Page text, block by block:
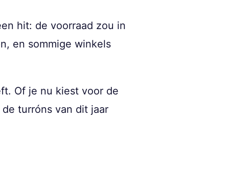
hit: de voorraad zou in
en sommige winkels
Of je nu kiest voor de
turróns van dit jaar